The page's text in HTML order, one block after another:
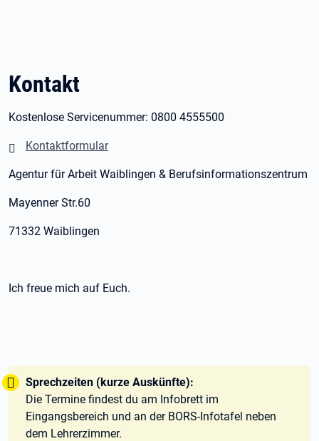
Kontakt
Kostenlose Servicenummer: 0800 4555500
Kontaktformular
Agentur für Arbeit Waiblingen & Berufsinformationszentrum
Mayenner Str.60
71332 Waiblingen
Ich freue mich auf Euch.
Tipp:
Sprechzeiten (kurze Auskünfte):
Die Termine findest du am Infobrett im
Eingangsbereich und an der BORS-Infotafel neben
dem Lehrerzimmer.